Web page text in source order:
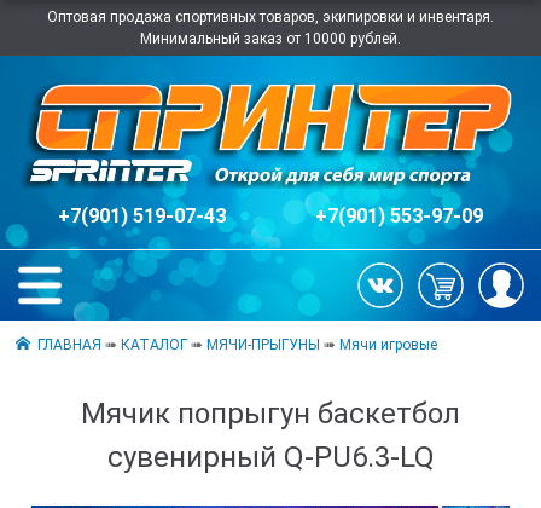
Оптовая продажа спортивных товаров, экипировки и инвентаря.
Минимальный заказ от 10000 рублей.
+7(901) 519-07-43 +7(901) 553-97-09
ГЛАВНАЯ ➠КАТАЛОГ ➠МЯЧИ-ПРЫГУНЫ ➠Мячи игровые
Мячик попрыгун баскетбол
сувенирный Q-PU6.3-LQ